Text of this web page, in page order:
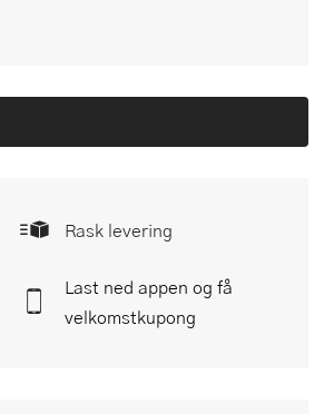
Rask levering
Last ned appen og få
velkomstkupong